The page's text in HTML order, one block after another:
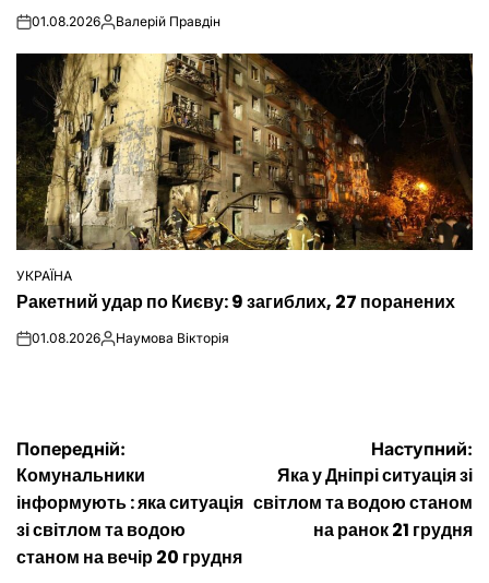
on01.08.2026Опубліковано
Валерій Правдін
ОПУБЛІКУВАТИ
У
УКРАЇНА
Ракетний удар по Києву: 9 загиблих, 27 поранених
on01.08.2026Опубліковано
Наумова Вікторія
Навігація
записів
Попередній:
Комунальники
інформують : яка ситуація
зі світлом та водою
станом на вечір 20 грудня
Наступний:
Яка у Дніпрі ситуація зі
світлом та водою станом
на ранок 21 грудня